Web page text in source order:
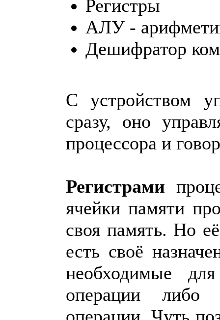
Регистры
АЛУ -
Дешифратор
С устройством
сразу, оно
процессора и
Регистрами
ячейки памяти
своя память. Но
есть своё
необходимые
операции либо